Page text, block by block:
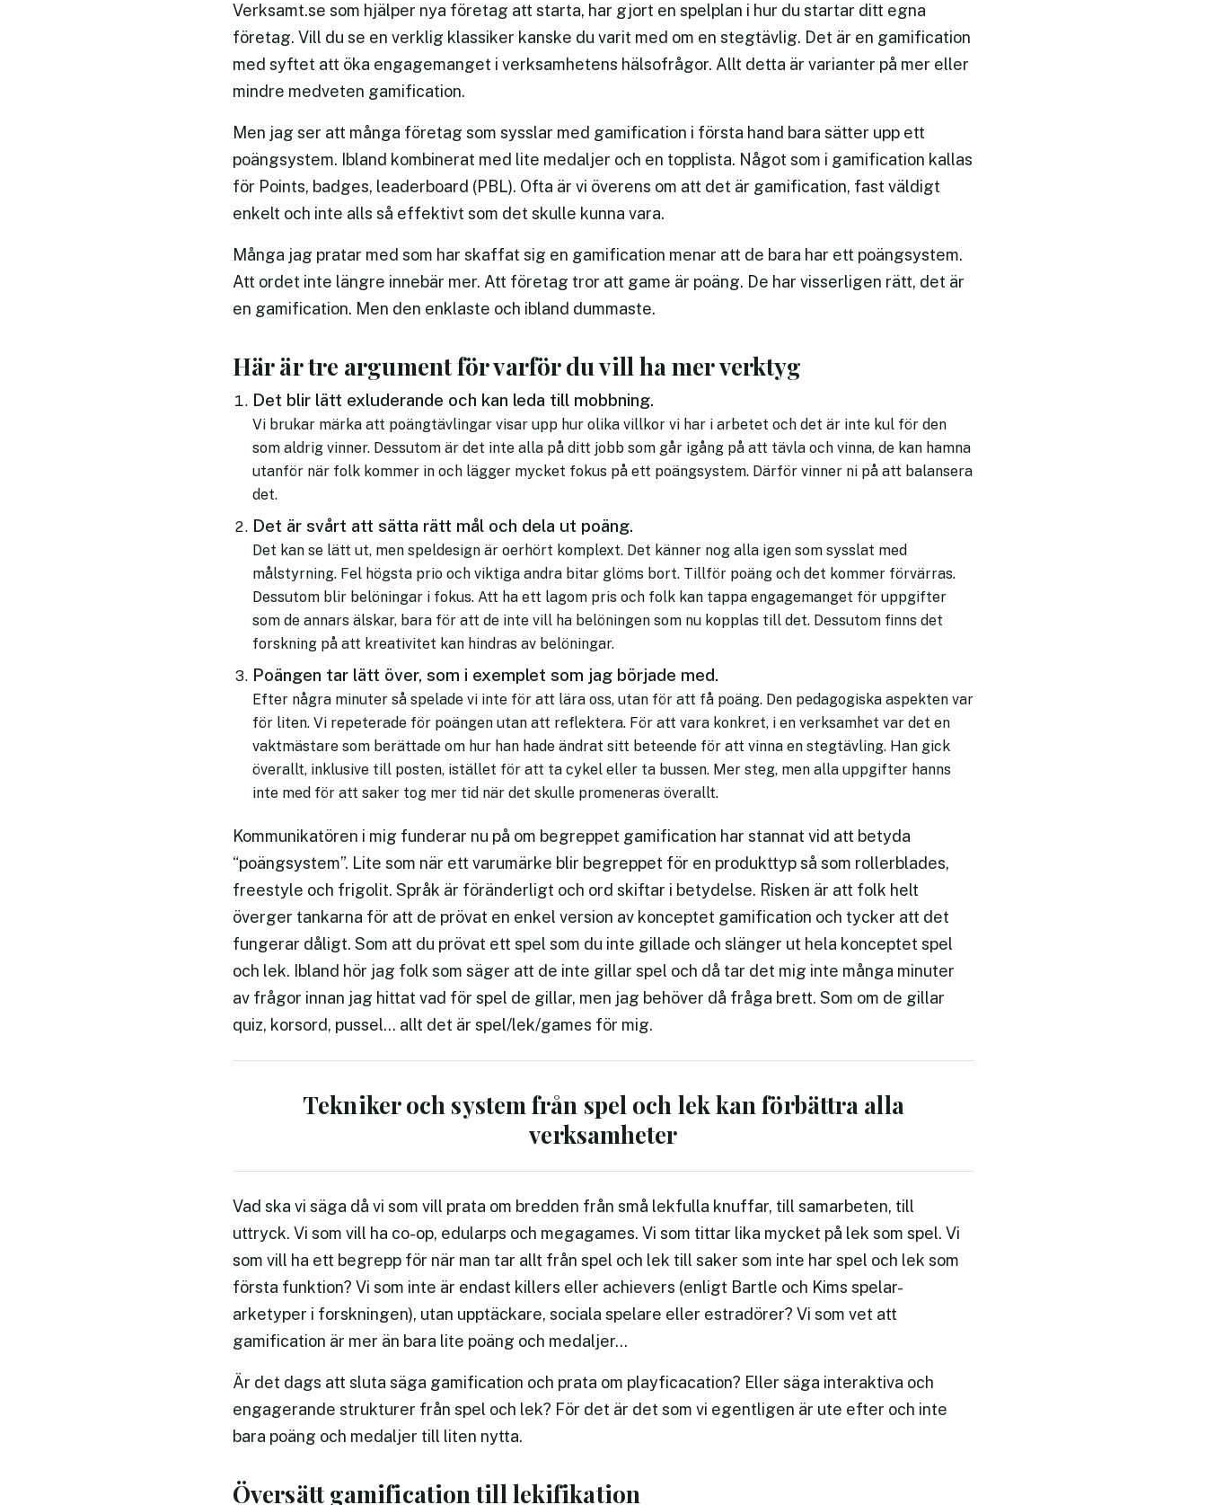
Verksamt.se som hjälper nya företag att starta, har gjort en spelplan i hur du startar ditt egna
företag. Vill du se en verklig klassiker kanske du varit med om en stegtävlig. Det är en gamification
med syftet att öka engagemanget i verksamhetens hälsofrågor. Allt detta är varianter på mer eller
mindre medveten gamification.
Men jag ser att många företag som sysslar med gamification i första hand bara sätter upp ett
poängsystem. Ibland kombinerat med lite medaljer och en topplista. Något som i gamification kallas
för Points, badges, leaderboard (PBL). Ofta är vi överens om att det är gamification, fast väldigt
enkelt och inte alls så effektivt som det skulle kunna vara.
Många jag pratar med som har skaffat sig en gamification menar att de bara har ett poängsystem.
Att ordet inte längre innebär mer. Att företag tror att game är poäng. De har visserligen rätt, det är
en gamification. Men den enklaste och ibland dummaste.
Här är tre argument för varför du vill ha mer verktyg
Det blir lätt exluderande och kan leda till mobbning.
Vi brukar märka att poängtävlingar visar upp hur olika villkor vi har i arbetet och det är inte kul för den
som aldrig vinner. Dessutom är det inte alla på ditt jobb som går igång på att tävla och vinna, de kan hamna
utanför när folk kommer in och lägger mycket fokus på ett poängsystem. Därför vinner ni på att balansera
det.
Det är svårt att sätta rätt mål och dela ut poäng.
Det kan se lätt ut, men speldesign är oerhört komplext. Det känner nog alla igen som sysslat med
målstyrning. Fel högsta prio och viktiga andra bitar glöms bort. Tillför poäng och det kommer förvärras.
Dessutom blir belöningar i fokus. Att ha ett lagom pris och folk kan tappa engagemanget för uppgifter
som de annars älskar, bara för att de inte vill ha belöningen som nu kopplas till det. Dessutom finns det
forskning på att kreativitet kan hindras av belöningar.
Poängen tar lätt över, som i exemplet som jag började med.
Efter några minuter så spelade vi inte för att lära oss, utan för att få poäng. Den pedagogiska aspekten var
för liten. Vi repeterade för poängen utan att reflektera. För att vara konkret, i en verksamhet var det en
vaktmästare som berättade om hur han hade ändrat sitt beteende för att vinna en stegtävling. Han gick
överallt, inklusive till posten, istället för att ta cykel eller ta bussen. Mer steg, men alla uppgifter hanns
inte med för att saker tog mer tid när det skulle promeneras överallt.
Kommunikatören i mig funderar nu på om begreppet gamification har stannat vid att betyda
“poängsystem”. Lite som när ett varumärke blir begreppet för en produkttyp så som rollerblades,
freestyle och frigolit. Språk är föränderligt och ord skiftar i betydelse. Risken är att folk helt
överger tankarna för att de prövat en enkel version av konceptet gamification och tycker att det
fungerar dåligt. Som att du prövat ett spel som du inte gillade och slänger ut hela konceptet spel
och lek. Ibland hör jag folk som säger att de inte gillar spel och då tar det mig inte många minuter
av frågor innan jag hittat vad för spel de gillar, men jag behöver då fråga brett. Som om de gillar
quiz, korsord, pussel… allt det är spel/lek/games för mig.
Tekniker och system från spel och lek kan förbättra alla
verksamheter
Vad ska vi säga då vi som vill prata om bredden från små lekfulla knuffar, till samarbeten, till
uttryck. Vi som vill ha co-op, edularps och megagames. Vi som tittar lika mycket på lek som spel. Vi
som vill ha ett begrepp för när man tar allt från spel och lek till saker som inte har spel och lek som
första funktion? Vi som inte är endast killers eller achievers (enligt Bartle och Kims spelar-
arketyper i forskningen), utan upptäckare, sociala spelare eller estradörer? Vi som vet att
gamification är mer än bara lite poäng och medaljer…
Är det dags att sluta säga gamification och prata om playficacation? Eller säga interaktiva och
engagerande strukturer från spel och lek? För det är det som vi egentligen är ute efter och inte
bara poäng och medaljer till liten nytta.
Översätt gamification till lekifikation